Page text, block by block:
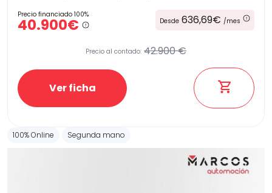
Precio financiado 100%
40.900€ Desde 636,69€ /mes
Precio al contado: 42.900 €
Ver ficha
100% Online Segunda mano